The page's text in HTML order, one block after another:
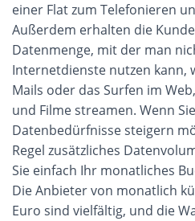
einer Flat zum Telefonieren
Außerdem erhalten die
Datenmenge, mit der man
Internetdienste nutzen kann,
Mails oder das Surfen im
und Filme streamen. Wenn
Datenbedürfnisse steigern
Regel zusätzliches
Sie einfach Ihr monatliches
Die Anbieter von monatlich
Euro sind vielfältig, und die